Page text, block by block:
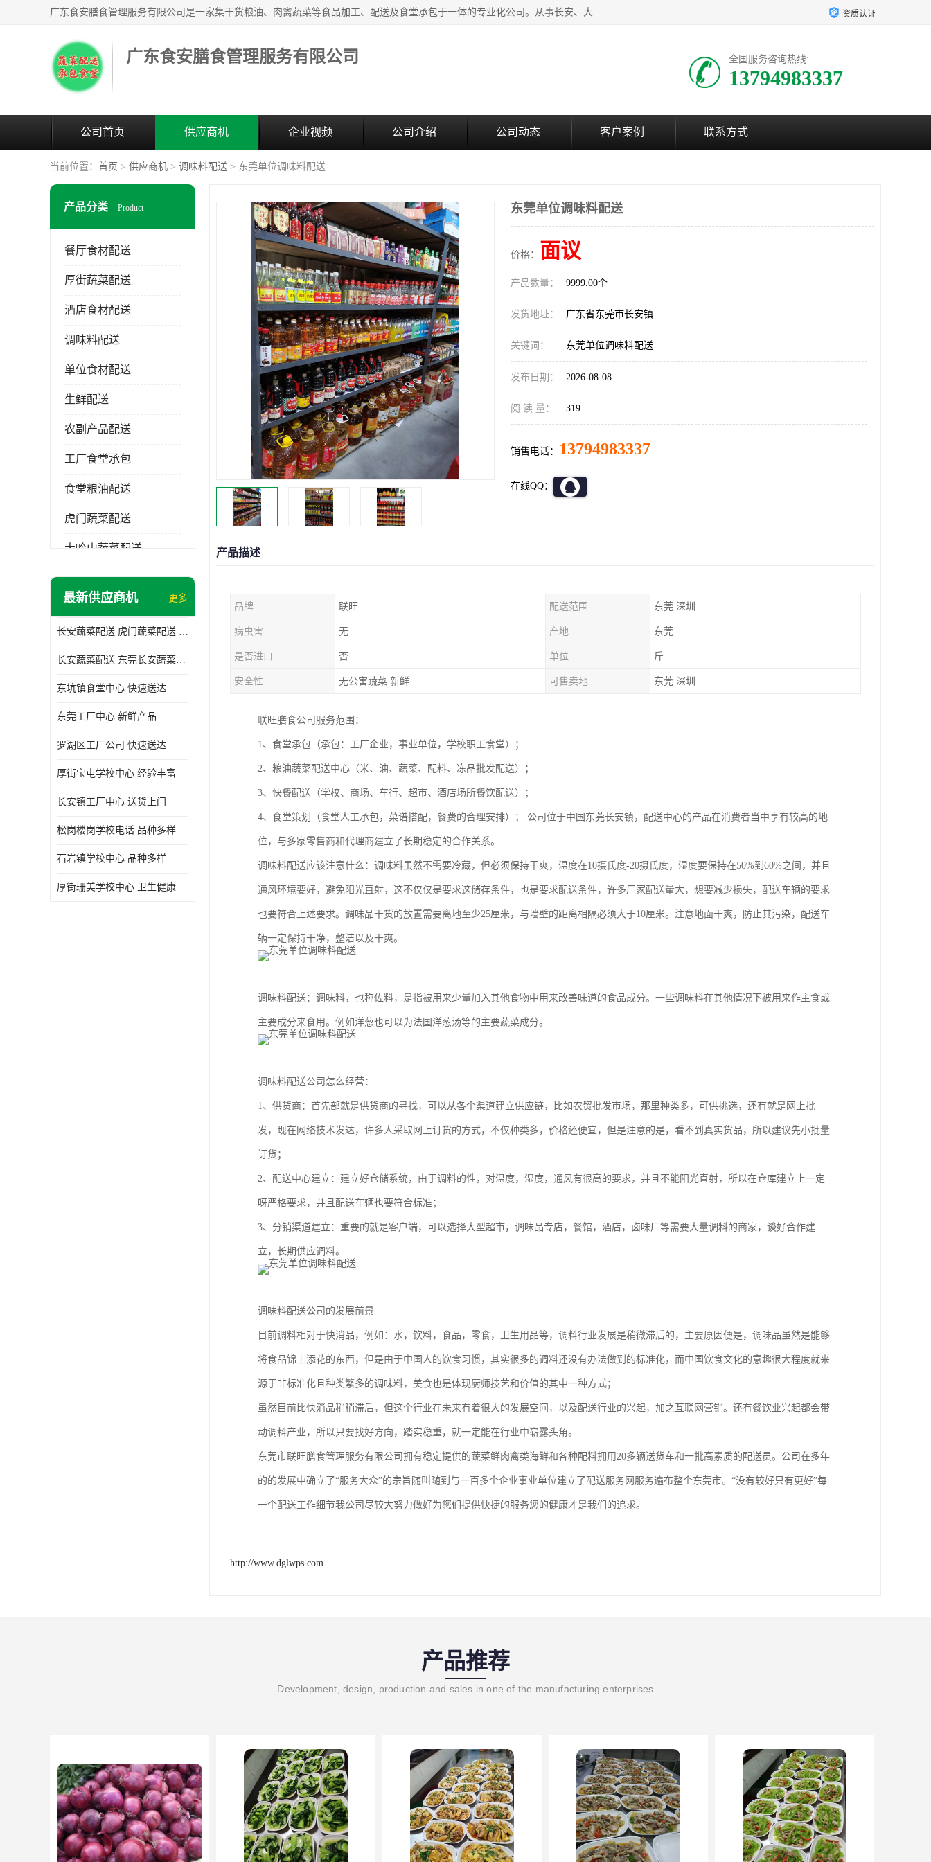
广东食安膳食管理服务有限公司是一家集干货粮油、肉禽蔬菜等食品加工、配送及食堂承包于一体的专业化公司。从事长安、大朗、大岭山、厚街、虎门等地区的蔬菜配送服务。 专业的服务队伍，以及完善的服务机制，经过多年的努力拼搏，赢得了广大客户的信赖和支持。 资质认证
广东食安膳食管理服务有限公司 全国服务咨询热线:
13794983337
公司首页 供应商机 企业视频 公司介绍 公司动态 客户案例 联系方式
当前位置： 首页 > 供应商机 > 调味料配送 > 东莞单位调味料配送
产品分类 Product
餐厅食材配送
厚街蔬菜配送
酒店食材配送
调味料配送
单位食材配送
生鲜配送
农副产品配送
工厂食堂承包
食堂粮油配送
虎门蔬菜配送
大岭山蔬菜配送
长安蔬菜配送
最新供应商机 更多
长安蔬菜配送 虎门蔬菜配送 厚街蔬菜配送 大朗蔬菜配送
长安蔬菜配送 东莞长安蔬菜配送哪家好
东坑镇食堂中心 快速送达
东莞工厂中心 新鲜产品
罗湖区工厂公司 快速送达
厚街宝屯学校中心 经验丰富
长安镇工厂中心 送货上门
松岗楼岗学校电话 品种多样
石岩镇学校中心 品种多样
厚街珊美学校中心 卫生健康
东莞单位调味料配送
价格： 面议
产品数量： 9999.00个
发货地址： 广东省东莞市长安镇
关键词： 东莞单位调味料配送
发布日期： 2026-08-08
阅 读 量： 319
销售电话： 13794983337
在线QQ：
产品描述
品牌 联旺 配送范围 东莞 深圳
病虫害 无 产地 东莞
是否进口 否 单位 斤
安全性 无公害蔬菜 新鲜 可售卖地 东莞 深圳
联旺膳食公司服务范围：
1、食堂承包（承包：工厂企业，事业单位，学校职工食堂）；
2、粮油蔬菜配送中心（米、油、蔬菜、配料、冻品批发配送）；
3、快餐配送（学校、商场、车行、超市、酒店场所餐饮配送）；
4、食堂策划（食堂人工承包，菜谱搭配，餐费的合理安排）； 公司位于中国东莞长安镇，配送中心的产品在消费者当中享有较高的地
位，与多家零售商和代理商建立了长期稳定的合作关系。
调味料配送应该注意什么：调味料虽然不需要冷藏，但必须保持干爽，温度在10摄氏度-20摄氏度，湿度要保持在50%到60%之间，并且
通风环境要好，避免阳光直射，这不仅仅是要求这储存条件，也是要求配送条件，许多厂家配送量大，想要减少损失，配送车辆的要求
也要符合上述要求。调味品干货的放置需要离地至少25厘米，与墙壁的距离相隔必须大于10厘米。注意地面干爽，防止其污染，配送车
辆一定保持干净，整洁以及干爽。
调味料配送：调味料，也称佐料，是指被用来少量加入其他食物中用来改善味道的食品成分。一些调味料在其他情况下被用来作主食或
主要成分来食用。例如洋葱也可以为法国洋葱汤等的主要蔬菜成分。
调味料配送公司怎么经营：
1、供货商：首先部就是供货商的寻找，可以从各个渠道建立供应链，比如农贸批发市场，那里种类多，可供挑选，还有就是网上批
发，现在网络技术发达，许多人采取网上订货的方式，不仅种类多，价格还便宜，但是注意的是，看不到真实货品，所以建议先小批量
订货；
2、配送中心建立：建立好仓储系统，由于调料的性，对温度，湿度，通风有很高的要求，并且不能阳光直射，所以在仓库建立上一定
呀严格要求，并且配送车辆也要符合标准；
3、分销渠道建立：重要的就是客户端，可以选择大型超市，调味品专店，餐馆，酒店，卤味厂等需要大量调料的商家，谈好合作建
立，长期供应调料。
调味料配送公司的发展前景
目前调料相对于快消品，例如：水，饮料，食品，零食，卫生用品等，调料行业发展是稍微滞后的，主要原因便是，调味品虽然是能够
将食品锦上添花的东西，但是由于中国人的饮食习惯，其实很多的调料还没有办法做到的标准化，而中国饮食文化的意趣很大程度就来
源于非标准化且种类繁多的调味料，美食也是体现厨师技艺和价值的其中一种方式；
虽然目前比快消品稍稍滞后，但这个行业在未来有着很大的发展空间，以及配送行业的兴起，加之互联网营销。还有餐饮业兴起都会带
动调料产业，所以只要找好方向，踏实稳重，就一定能在行业中崭露头角。
东莞市联旺膳食管理服务有限公司拥有稳定提供的蔬菜鲜肉禽类海鲜和各种配料拥用20多辆送货车和一批高素质的配送员。公司在多年
的的发展中确立了“服务大众”的宗旨随叫随到与一百多个企业事业单位建立了配送服务网服务遍布整个东莞市。“没有较好只有更好”每
一个配送工作细节我公司尽较大努力做好为您们提供快捷的服务您的健康才是我们的追求。
http://www.dglwps.com
产品推荐
Development, design, production and sales in one of the manufacturing enterprises